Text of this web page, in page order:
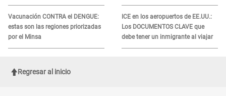
Vacunación CONTRA el DENGUE:
estas son las regiones priorizadas
por el Minsa
recibir la ayuda
ICE en los aeropuertos de EE.UU.:
Los DOCUMENTOS CLAVE que
debe tener un inmigrante al viajar
Regresar al inicio